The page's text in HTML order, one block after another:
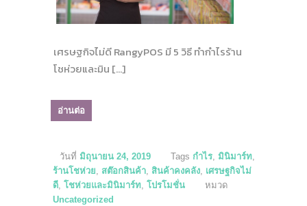
เศรษฐกิจไม่ดี RangyPOS มี 5 วิธี ทำกำไรร้าน
โชห่วยและมิน […]
อ่านต่อ
วันที่ มิถุนายน 24, 2019 Tags กำไร, มินิมาร์ท,
ร้านโชห่วย, สต๊อกสินค้า, สินค้าคงคลัง, เศรษฐกิจไม่
ดี, โชห่วยและมินิมาร์ท, โปรโมชั่น
หมวด
Uncategorized